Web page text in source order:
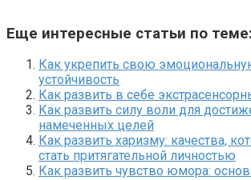
Еще интересные статьи по теме:
Как укрепить свою
устойчивость
Как развить в себе
Как развить силу воли для
намеченных целей
Как развить харизму: качества,
стать притягательной личностью
Как развить чувство юмора: